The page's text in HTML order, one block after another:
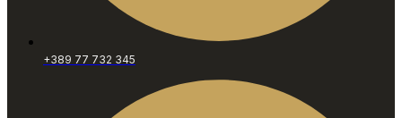
+389 77 732 345